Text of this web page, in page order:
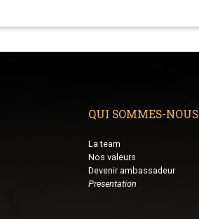
QUI SOMMES-NOUS
La team
Nos valeurs
Devenir ambassadeur
Presentation